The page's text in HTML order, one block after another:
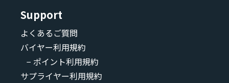
Support
よくあるご質問
バイヤー利用規約
− ポイント利用規約
サプライヤー利用規約